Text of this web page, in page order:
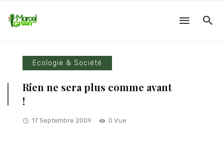
Ecologie & Société
Rien ne sera plus comme avant
!
17 Septembre 2009 0 Vue